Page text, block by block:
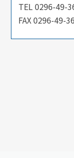
TEL 0296-49-
FAX 0296-49-